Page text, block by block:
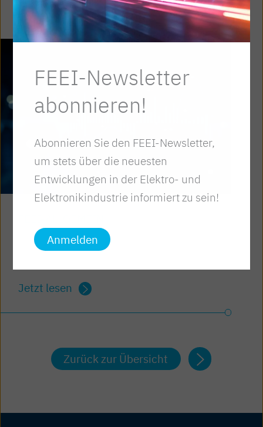
Preisgleitung für öffentliche Aufträge
Jetzt lesen
Zurück zur Übersicht
FEEI-Newsletter
abonnieren!
Abonnieren Sie den FEEI-Newsletter,
um stets über die neuesten
Entwicklungen in der Elektro- und
Elektronikindustrie informiert zu sein!
Anmelden